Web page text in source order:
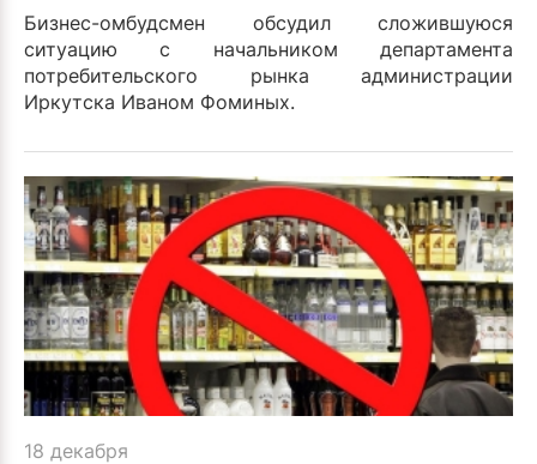
Бизнес-омбудсмен обсудил сложившуюся
ситуацию с начальником департамента
потребительского рынка администрации
Иркутска Иваном Фоминых.
18 декабря